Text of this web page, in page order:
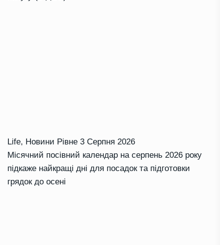
Life, Новини Рівне 3 Серпня 2026
Місячний посівний календар на серпень 2026 року
підкаже найкращі дні для посадок та підготовки
грядок до осені